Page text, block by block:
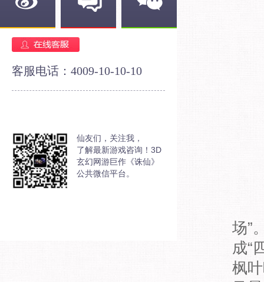
客服电话：4009-10-10-10
仙友们，关注我，
了解最新游戏咨询！3D
玄幻网游巨作《诛仙》
公共微信平台。
场”
成“
枫